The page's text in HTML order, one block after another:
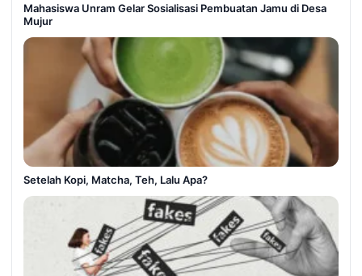
Mahasiswa Unram Gelar Sosialisasi Pembuatan Jamu di Desa
Mujur
Setelah Kopi, Matcha, Teh, Lalu Apa?